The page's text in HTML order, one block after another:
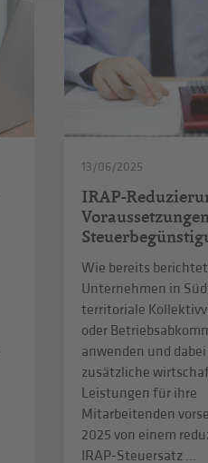
13/06/2025
IRAP-
Wie bereits
Unternehmen in
territoriale
oder
anwenden und dabei
zusätzliche
Leistungen für ihre
Mitarbeitenden
2025 von einem
IRAP-Steuersatz ...